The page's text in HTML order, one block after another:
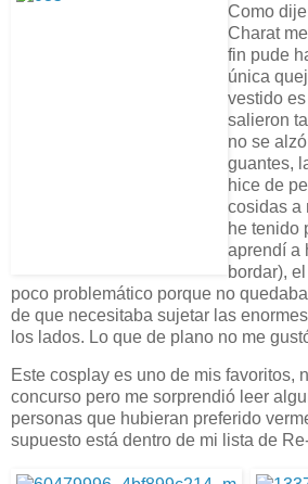
Como
Charat
fin pude
única
vestido
salieron
no se
guantes,
hice de
cosidas a
he tenido
aprendí a
bordar),
poco problemático porque no
de que necesitaba sujetar las
los lados. Lo que de plano no me
Este cosplay es uno de mis favoritos,
concurso pero me sorprendió leer
personas que hubieran preferido
supuesto está dentro de mi lista de